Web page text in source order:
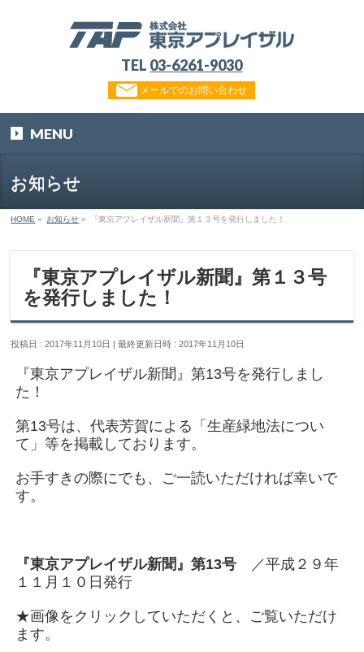
TEL 03-6261-9030
メールでのお問い合わせ
MENU
お知らせ
HOME » お知らせ » 『東京アプレイザル新聞』第１３号を発行しました！
『東京アプレイザル新聞』第１３号
を発行しました！
投稿日 : 2017年11月10日 最終更新日時 : 2017年11月10日
『東京アプレイザル新聞』第13号を発行しまし
た！
第13号は、代表芳賀による「生産緑地法につい
て」等を掲載しております。
お手すきの際にでも、ご一読いただければ幸いで
す。
『東京アプレイザル新聞』第13号 ／平成２９年
１１月１０日発行
★画像をクリックしていただくと、ご覧いただけ
ます。